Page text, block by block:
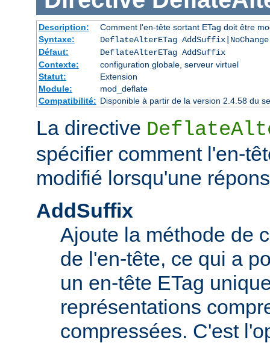
Description:
Comment l'en-tête sortant ETag doit être
Syntaxe:
DeflateAlterETag
Défaut:
DeflateAlterETag AddSuffix
Contexte:
configuration globale, serveur virtuel
Statut:
Extension
Module:
mod_deflate
Compatibilité: Disponible à partir de la version 2.4.58 du
La directive
spécifier comment l'en-
modifié lorsqu'une
AddSuffix
Ajoute la méthode de
de l'en-tête, ce qui a
un en-tête ETag
représentations
compressées. C'est